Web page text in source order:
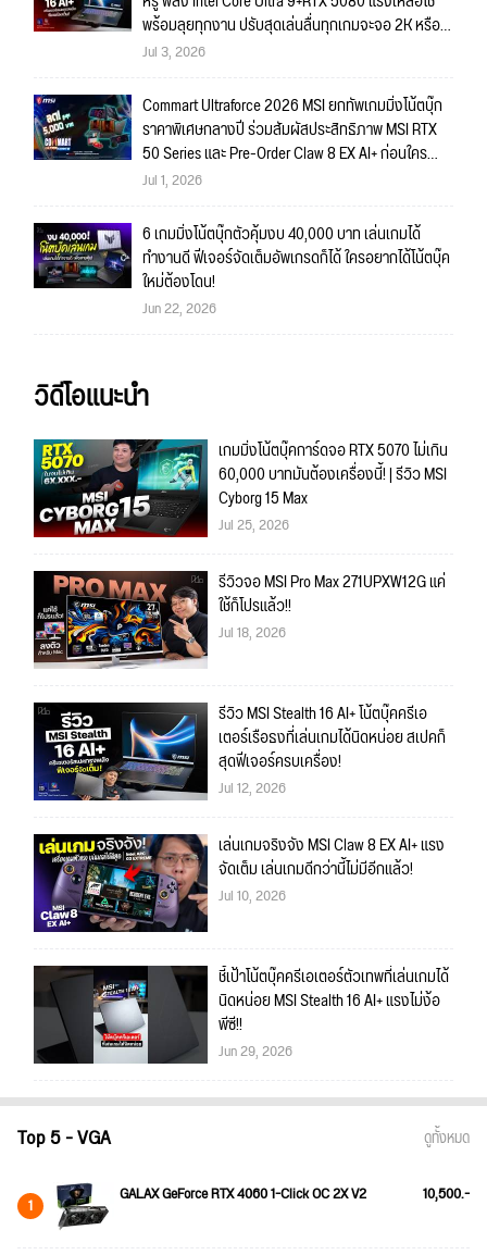
พร้อมลุยทุกงาน ปรับสุดเล่นลื่นทุกเกมจะจอ 2K หรือ
4K ก็สบายมาก!!
Jul 3, 2026
Commart Ultraforce 2026 MSI ยกทัพเกมมิ่งโน้ตบุ๊ก
ราคาพิเศษกลางปี ร่วมสัมผัสประสิทธิภาพ MSI RTX
50 Series และ Pre-Order Claw 8 EX AI+ ก่อนใคร
พร้อมของรางวัลเข้าร่วมกิจกรรมในงาน!
Jul 1, 2026
6 เกมมิ่งโน้ตบุ๊กตัวคุ้มงบ 40,000 บาท เล่นเกมได้
ทำงานดี ฟีเจอร์จัดเต็มอัพเกรดก็ได้ ใครอยากได้โน้ตบุ๊ค
ใหม่ต้องโดน!
Jun 22, 2026
วิดีโอแนะนำ
เกมมิ่งโน้ตบุ๊คการ์ดจอ RTX 5070 ไม่เกิน
60,000 บาทมันต้องเครื่องนี้! | รีวิว MSI
Cyborg 15 Max
Jul 25, 2026
รีวิวจอ MSI Pro Max 271UPXW12G แค่
ใช้ก็โปรแล้ว!!
Jul 18, 2026
รีวิว MSI Stealth 16 AI+ โน้ตบุ๊คครีเอ
เตอร์เรือธงที่เล่นเกมได้นิดหน่อย สเปคก็
สุดฟีเจอร์ครบเครื่อง!
Jul 12, 2026
เล่นเกมจริงจัง MSI Claw 8 EX AI+ แรง
จัดเต็ม เล่นเกมดีกว่านี้ไม่มีอีกแล้ว!
Jul 10, 2026
ชี้เป้าโน้ตบุ๊คครีเอเตอร์ตัวเทพที่เล่นเกมได้
นิดหน่อย MSI Stealth 16 AI+ แรงไม่ง้อ
พีซี!!
Jun 29, 2026
Top 5 - VGA ดูทั้งหมด
1 GALAX GeForce RTX 4060 1-Click OC 2X V2 10,500.-